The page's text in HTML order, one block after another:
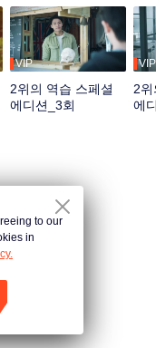
마음을 포기하기로 한다.
가오스더가 자신이 인수할
에게 버림받은 만년 2위는
에서 꼭 그 사람을 밟아 본
VIP
2위의 역습 스페셜
에디션_3회
VIP
2
에
to our
in